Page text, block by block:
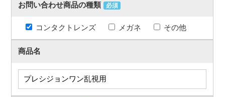
お問い合わせ商品の種類 必須
コンタクトレンズ メガネ その他
商品名